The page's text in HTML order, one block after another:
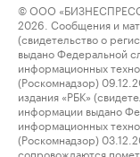
© ООО
2026. Сообщения и
(свидетельство о
выдано Федеральной
информационных
(Роскомнадзор)
издания «РБК»
информации выдано
информационных
(Роскомнадзор)
сопровождаются